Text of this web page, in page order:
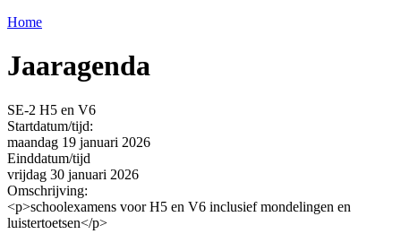
Home
Jaaragenda
SE-2 H5 en V6
Startdatum/tijd:
maandag 19 januari 2026
Einddatum/tijd
vrijdag 30 januari 2026
Omschrijving:
<p>schoolexamens voor H5 en V6 inclusief mondelingen en
luistertoetsen</p>